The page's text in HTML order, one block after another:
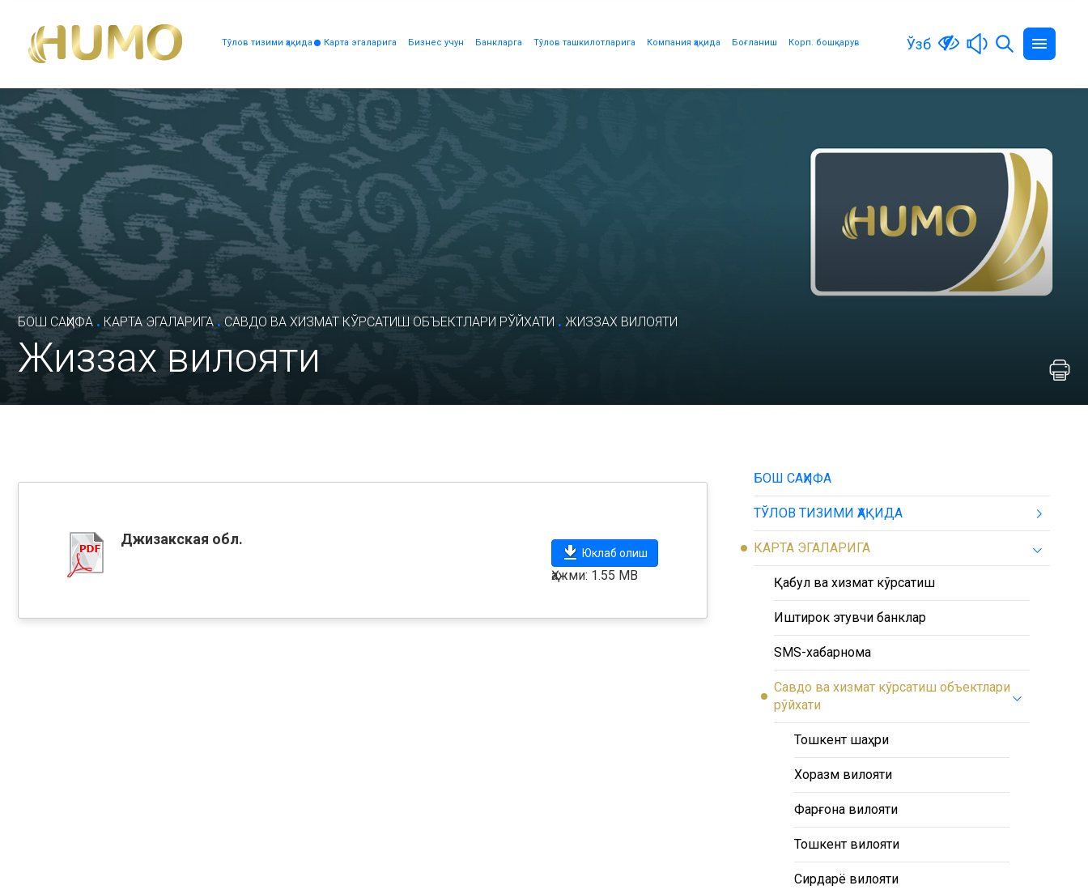
Тўлов тизими ҳақида Карта эгаларига Бизнес учун Банкларга Тўлов ташкилотларига Компания ҳақида Боғланиш Корп. бошқарув Ўзб
БОШ САҲИФА . КАРТА ЭГАЛАРИГА . САВДО ВА ХИЗМАТ КЎРСАТИШ ОБЪЕКТЛАРИ РЎЙХАТИ . ЖИЗЗАХ ВИЛОЯТИ
Жиззах вилояти
Джизакская обл.
Юклаб олиш
Ҳажми: 1.55 MB
БОШ САҲИФА
ТЎЛОВ ТИЗИМИ ҲАҚИДА
КАРТА ЭГАЛАРИГА
Қабул ва хизмат кўрсатиш
Иштирок этувчи банклар
SMS-хабарнома
Савдо ва хизмат кўрсатиш объектлари
рўйхати
Тошкент шаҳри
Хоразм вилояти
Фарғона вилояти
Тошкент вилояти
Сирдарё вилояти